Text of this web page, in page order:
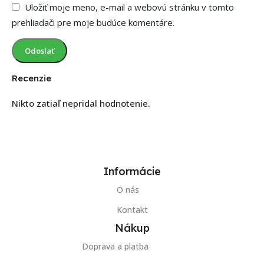
Recenzie
Nikto zatiaľ nepridal hodnotenie.
Uložiť moje meno, e-mail a webovú stránku v tomto
prehliadači pre moje budúce komentáre.
Informácie
O nás
Kontakt
Nákup
Doprava a platba